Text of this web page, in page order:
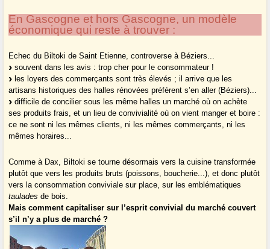
En Gascogne et hors Gascogne, un modèle
économique qui reste à trouver :
Echec du Biltoki de Saint Etienne, controverse à Béziers...
souvent dans les avis : trop cher pour le consommateur !
les loyers des commerçants sont très élevés ; il arrive que les
artisans historiques des halles rénovées préfèrent s’en aller (Béziers)...
difficile de concilier sous les même halles un marché où on achète
ses produits frais, et un lieu de convivialité où on vient manger et boire :
ce ne sont ni les mêmes clients, ni les mêmes commerçants, ni les
mêmes horaires...
Comme à Dax, Biltoki se tourne désormais vers la cuisine transformée
plutôt que vers les produits bruts (poissons, boucherie...), et donc plutôt
vers la consommation conviviale sur place, sur les emblématiques
taulades de bois.
Mais comment capitaliser sur l’esprit convivial du marché couvert
s’il n’y a plus de marché ?